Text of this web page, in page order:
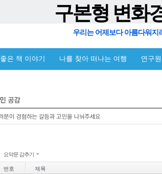
구본형 변화
우리는 어제보다 아름다워지
좋은 책 이야기 나를 찾아 떠나는 여행 연구
요약문 감추기
번호 제목